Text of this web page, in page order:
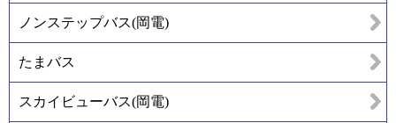
ノンステップバス(岡電)
たまバス
スカイビューバス(岡電)